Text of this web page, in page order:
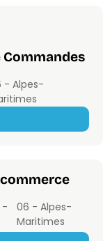
- Alpes-
-
06 - Alpes-
Maritimes